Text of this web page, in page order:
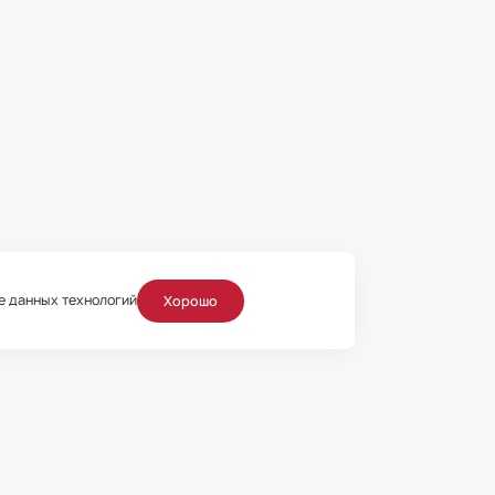
данных технологий
Хорошо